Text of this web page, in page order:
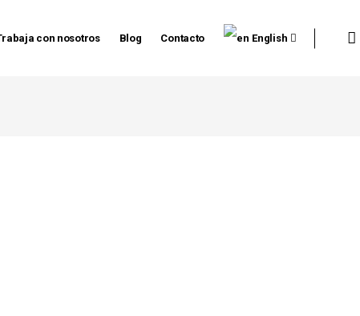
con nosotros Blog Contacto English